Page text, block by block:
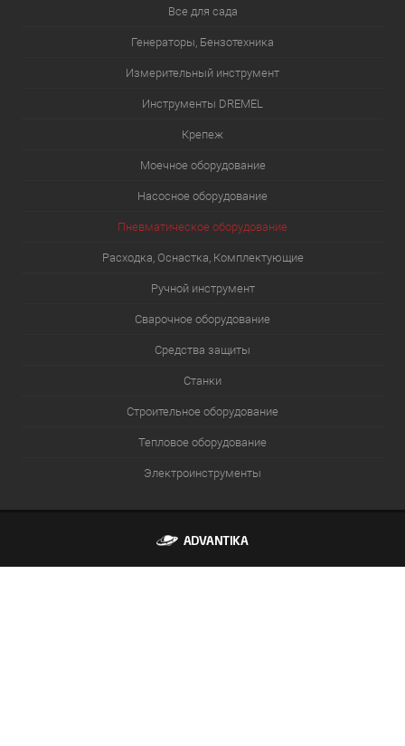
Все для сада
Генераторы, Бензотехника
Измерительный инструмент
Инструменты DREMEL
Крепеж
Моечное оборудование
Насосное оборудование
Пневматическое оборудование
Расходка, Оснастка, Комплектующие
Ручной инструмент
Сварочное оборудование
Средства защиты
Станки
Строительное оборудование
Тепловое оборудование
Электроинструменты